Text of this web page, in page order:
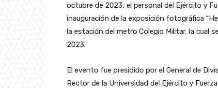
octubre de 2023, el personal del Ejército y
inauguración de la exposición fotográfica
la estación del metro Colegio Militar, la cual
2023.
El evento fue presidido por el General de
Rector de la Universidad del Ejército y